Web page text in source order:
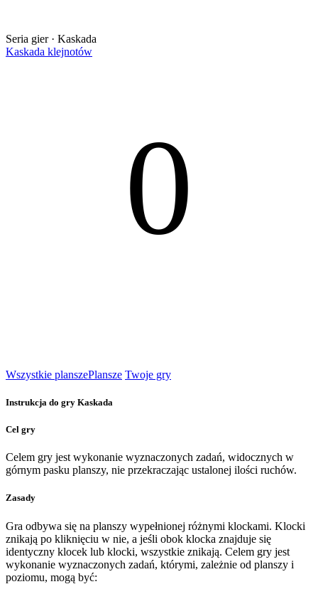
Seria gier · Kaskada
Kaskada klejnotów
0
Wszystkie planszePlansze Twoje gry
Instrukcja do gry Kaskada
Cel gry
Celem gry jest wykonanie wyznaczonych zadań, widocznych w
górnym pasku planszy, nie przekraczając ustalonej ilości ruchów.
Zasady
Gra odbywa się na planszy wypełnionej różnymi klockami. Klocki
znikają po kliknięciu w nie, a jeśli obok klocka znajduje się
identyczny klocek lub klocki, wszystkie znikają. Celem gry jest
wykonanie wyznaczonych zadań, którymi, zależnie od planszy i
poziomu, mogą być: